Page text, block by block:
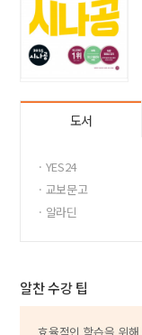
도서
· YES24
· 교보문고
· 알라딘
알찬 수강 팁